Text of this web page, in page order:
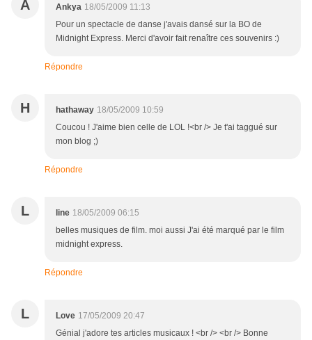
A Ankya 18/05/2009 11:13
Pour un spectacle de danse j'avais dansé sur la BO de
Midnight Express. Merci d'avoir fait renaître ces souvenirs :)
Répondre
H hathaway 18/05/2009 10:59
Coucou ! J'aime bien celle de LOL !<br /> Je t'ai taggué sur
mon blog ;)
Répondre
L line 18/05/2009 06:15
belles musiques de film. moi aussi J'ai été marqué par le film
midnight express.
Répondre
L Love 17/05/2009 20:47
Génial j'adore tes articles musicaux ! <br /> <br /> Bonne